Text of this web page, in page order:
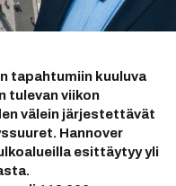
tapahtumiin kuuluva
tulevan viikon
välein järjestettävät
Hannover
esittäytyy yli